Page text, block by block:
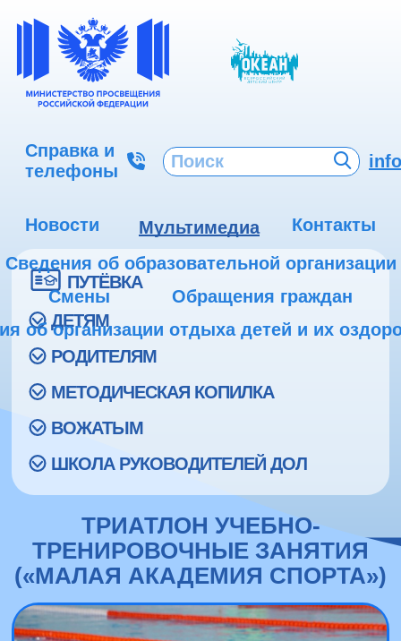
Справка и
телефоны
Новости Мультимедиа
Контакты
Сведения об образовательной организации
Смены
Обращения граждан
об организации отдыха детей и их
ПУТЁВКА
ДЕТЯМ
РОДИТЕЛЯМ
МЕТОДИЧЕСКАЯ КОПИЛКА
ВОЖАТЫМ
ШКОЛА РУКОВОДИТЕЛЕЙ ДОЛ
ТРИАТЛОН УЧЕБНО-
ТРЕНИРОВОЧНЫЕ ЗАНЯТИЯ
(«МАЛАЯ АКАДЕМИЯ СПОРТА»)